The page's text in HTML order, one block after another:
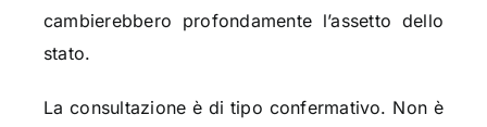
cambierebbero profondamente l’assetto dello
stato.
La consultazione è di tipo confermativo. Non è